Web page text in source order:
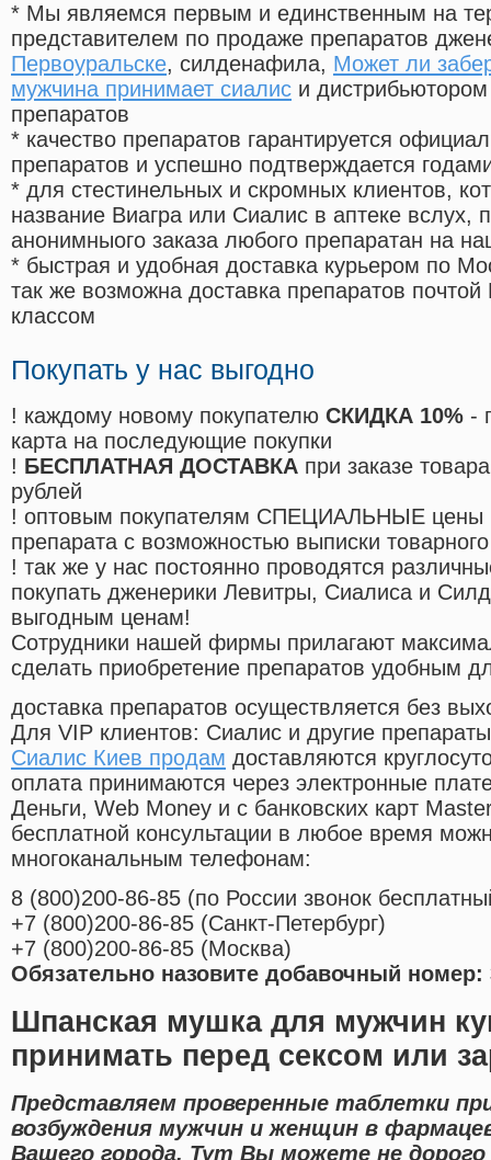
* Мы являемся первым и единственным на
представителем по продаже препаратов
Первоуральске, силденафила, Может ли
мужчина принимает сиалис и
препаратов
* качество препаратов гарантируется
препаратов и успешно подтверждается
* для стестинельных и скромных клиентов,
название Виагра или Сиалис в аптеке вслух,
анонимныого заказа любого препаратан на
* быстрая и удобная доставка курьером по
так же возможна доставка препаратов
классом
Покупать у нас выгодно
! каждому новому покупателю СКИДКА 10% -
карта на последующие покупки
! БЕСПЛАТНАЯ ДОСТАВКА при заказе
рублей
! оптовым покупателям СПЕЦИАЛЬНЫЕ цены
препарата с возможностью выписки
! так же у нас постоянно проводятся
покупать дженерики Левитры, Сиалиса и
выгодным ценам!
Cотрудники нашей фирмы прилагают
сделать приобретение препаратов удобным
доставка препаратов осуществляется без
Для VIP клиентов: Сиалис и другие
Сиалис Киев продам доставляются
оплата принимаются через электронные
Деньги, Web Money и с банковских карт
бесплатной консультации в любое время
многоканальным телефонам:
8 (800)200-86-85 (по России звонок
+7 (800)200-86-85 (Санкт-Петербург)
+7 (800)200-86-85 (Москва)
Обязательно назовите добавочный номер:
Шпанская мушка для мужчин
принимать перед сексом или
Представляем проверенные таблетки
возбуждения мужчин и женщин в
Вашего города. Тут Вы можете не